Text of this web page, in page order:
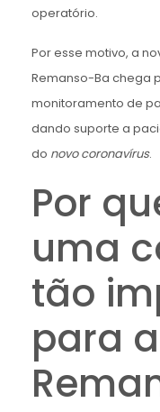
operatório.
Por esse motivo, a
Remanso-Ba chega
monitoramento de
dando suporte a
do novo coronavírus.
Por
uma
tão
para